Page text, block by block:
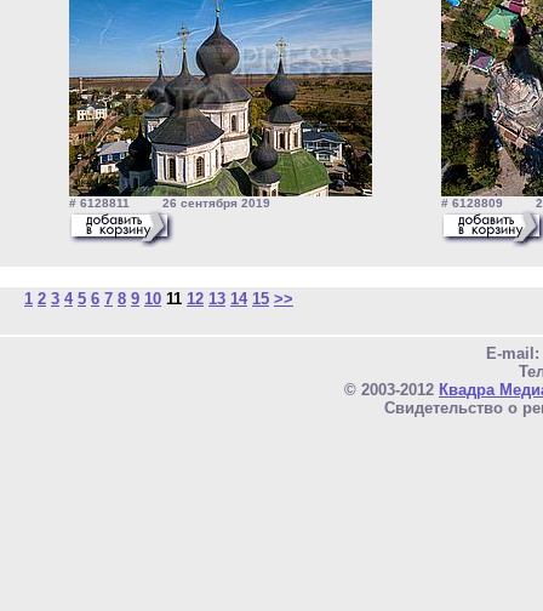
# 6128811 26 сентября 2019 # 6128809 26
1 2 3 4 5 6 7 8 9 10 11 12 13 14 15 >>
E-mail:
© 2003-2012 Квадра
Свидетельство о